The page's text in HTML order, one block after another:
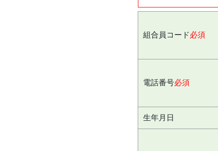
組合員コード必須
電話番号必須
生年月日